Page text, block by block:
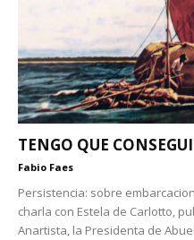
TENGO QUE
Fabio Faes
Persistencia: sobre
charla con Estela de Carlotto,
Anartista, la Presidenta de